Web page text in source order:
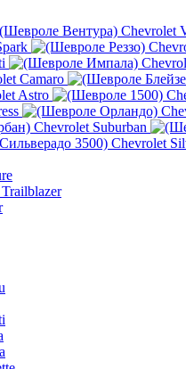
Chevrolet
Camaro
Astro
Chevrolet Suburban
Chevrolet